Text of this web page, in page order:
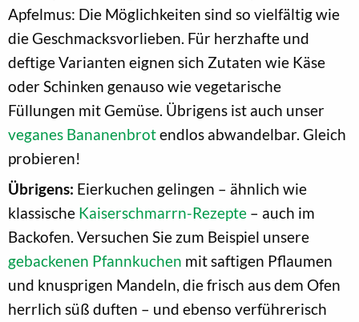
Apfelmus: Die Möglichkeiten sind so vielfältig wie
die Geschmacksvorlieben. Für herzhafte und
deftige Varianten eignen sich Zutaten wie Käse
oder Schinken genauso wie vegetarische
Füllungen mit Gemüse. Übrigens ist auch unser
veganes Bananenbrotendlos abwandelbar. Gleich
probieren!
Übrigens: Eierkuchen gelingen – ähnlich wie
klassische Kaiserschmarrn-Rezepte – auch im
Backofen. Versuchen Sie zum Beispiel unsere
gebackenen Pfannkuchen mit saftigen Pflaumen
und knusprigen Mandeln, die frisch aus dem Ofen
herrlich süß duften – und ebenso verführerisch